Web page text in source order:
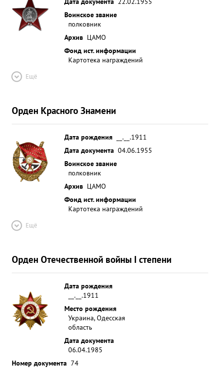
Воинское звание
полковник
Архив ЦАМО
Фонд ист. информации
Картотека награждений
Ещё
Орден Красного Знамени
Дата рождения
__.__.1911
Дата документа 04.06.1955
Воинское звание
полковник
Архив ЦАМО
Фонд ист. информации
Картотека награждений
Ещё
Орден Отечественной войны I степени
Дата рождения
__.__.1911
Место рождения
Украина, Одесская
область
Дата документа
06.04.1985
Номер документа 74